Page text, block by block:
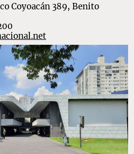
Coyoacán 389, Benito